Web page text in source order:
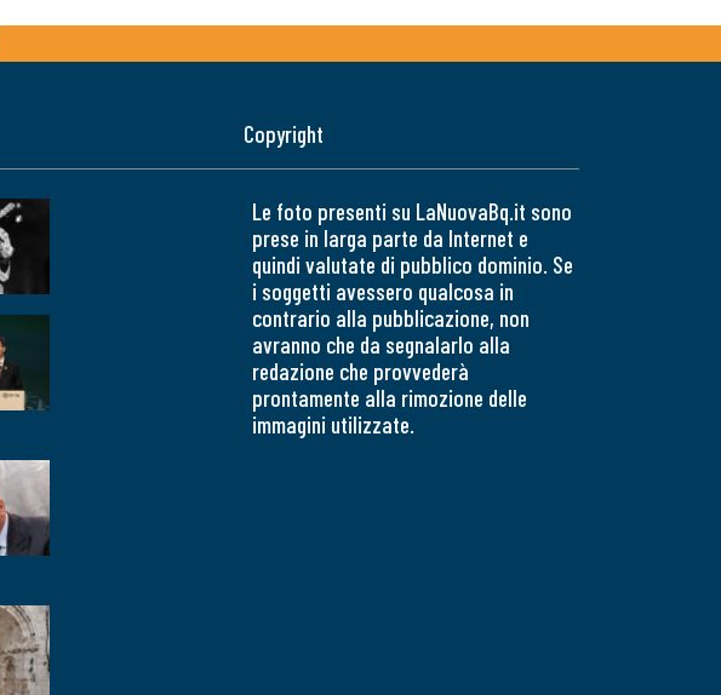
Copyright
Le foto presenti su LaNuovaBq.it sono
prese in larga parte da Internet e
quindi valutate di pubblico dominio. Se
i soggetti avessero qualcosa in
contrario alla pubblicazione, non
avranno che da segnalarlo alla
redazione che provvederà
prontamente alla rimozione delle
immagini utilizzate.